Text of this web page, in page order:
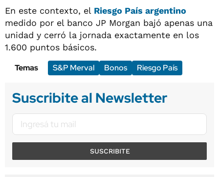
En este contexto, el Riesgo País argentino
medido por el banco JP Morgan bajó apenas una
unidad y cerró la jornada exactamente en los
1.600 puntos básicos.
Temas
S&P Merval Bonos Riesgo País
Suscribite al Newsletter
SUSCRIBITE